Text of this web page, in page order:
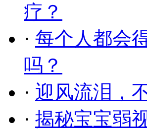
疗？
· 每个人都会
吗？
· 迎风流泪，
· 揭秘宝宝弱